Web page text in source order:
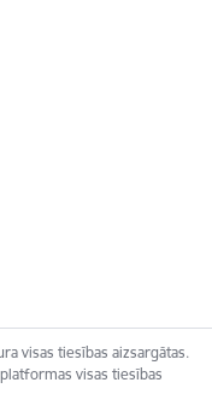
visas tiesības aizsargātas.
visas tiesības